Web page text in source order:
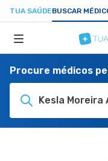
TUA SAÚDEBUSCAR
ESPECIALIDADES
Procure médicos
Kesla Moreira